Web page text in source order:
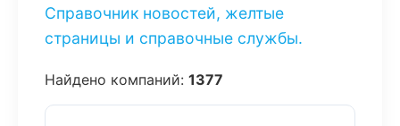
Справочник новостей, желтые
страницы и справочные службы.
Найдено компаний: 1377